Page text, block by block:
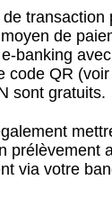
transaction
de
banking
code QR
sont gratuits.
prélèvement
via votre